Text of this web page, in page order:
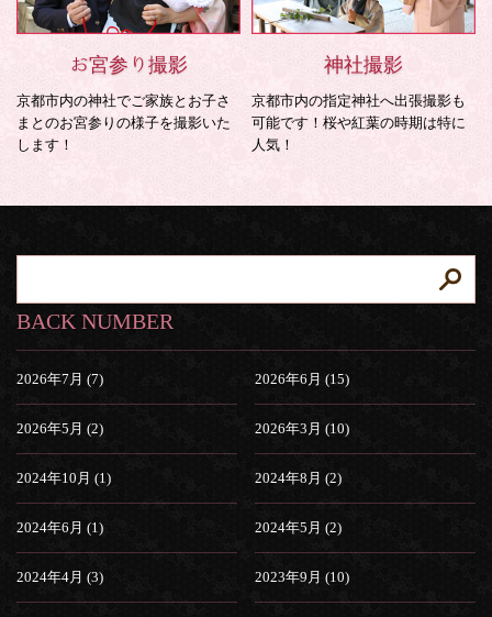
お宮参り撮影
京都市内の神社でご家族とお子さ
まとのお宮参りの様子を撮影いた
します！
神社撮影
京都市内の指定神社へ出張撮影も
可能です！桜や紅葉の時期は特に
人気！
BACK NUMBER
2026年7月 (7) 2026年6月 (15)
2026年5月 (2) 2026年3月 (10)
2024年10月 (1) 2024年8月 (2)
2024年6月 (1) 2024年5月 (2)
2024年4月 (3) 2023年9月 (10)